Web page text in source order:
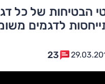
הבטיחות של כל
לדגמים
23